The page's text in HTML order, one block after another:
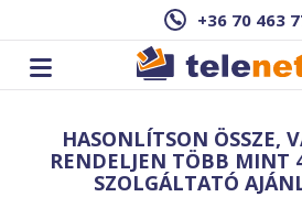
+36 70 463
Ez a csomag sajnos nem elérhető az
címén.Megnézem másik címen!
HASONLÍTSON ÖSSZE,
RENDELJEN TÖBB MINT
SZOLGÁLTATÓ